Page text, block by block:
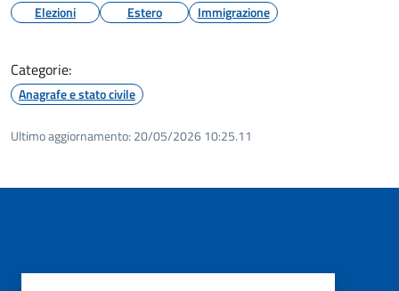
Elezioni Estero Immigrazione
Categorie:
Anagrafe e stato civile
Ultimo aggiornamento: 20/05/2026 10:25.11